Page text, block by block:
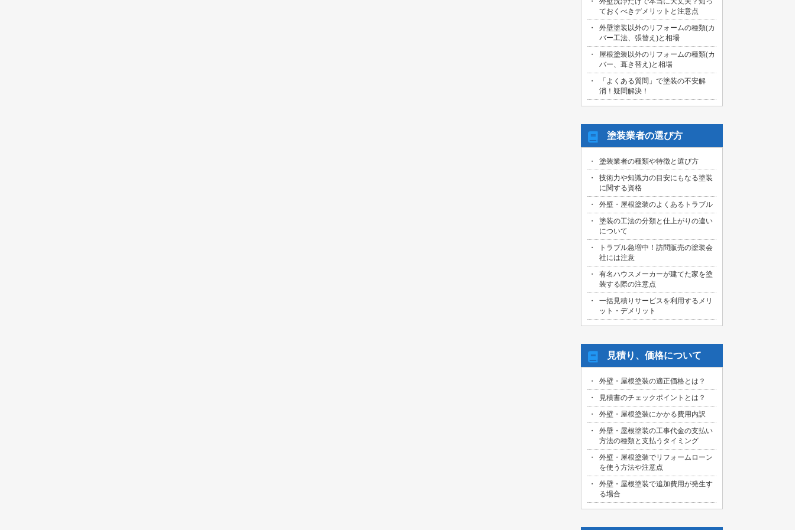
その他塗装工事の御見積依頼を頂きまし
た！
2026/07/30
名古屋市名東区のお客様より、屋上バル
コニー防水工事の御見積依頼を頂きまし
た！
2026/07/29
名古屋市千種区のお客様より、エントラ
ンス雨漏り修繕工事の御見積依頼を頂き
ておくべきデメリットと注意点
外壁塗装以外のリフォームの種類(カ
バー工法、張替え)と相場
屋根塗装以外のリフォームの種類(カ
バー、葺き替え)と相場
「よくある質問」で塗装の不安解
消！疑問解決！
塗装業者の選び方
塗装業者の種類や特徴と選び方
技術力や知識力の目安にもなる塗装
に関する資格
外壁・屋根塗装のよくあるトラブル
塗装の工法の分類と仕上がりの違い
について
トラブル急増中！訪問販売の塗装会
社には注意
有名ハウスメーカーが建てた家を塗
装する際の注意点
一括見積りサービスを利用するメリ
ット・デメリット
見積り、価格について
外壁・屋根塗装の適正価格とは？
見積書のチェックポイントとは？
外壁・屋根塗装にかかる費用内訳
外壁・屋根塗装の工事代金の支払い
方法の種類と支払うタイミング
外壁・屋根塗装でリフォームローン
を使う方法や注意点
外壁・屋根塗装で追加費用が発生す
る場合